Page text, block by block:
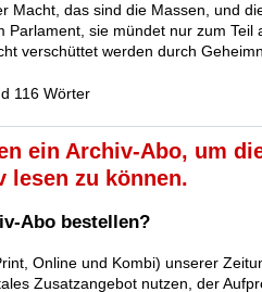
Macht, das sind die Massen, und
Parlament, sie mündet nur zum Teil
verschüttet werden durch
116 Wörter
ein Archiv-Abo, um
lesen zu können.
Abo bestellen?
Online und Kombi) unserer
Zusatzangebot nutzen, der